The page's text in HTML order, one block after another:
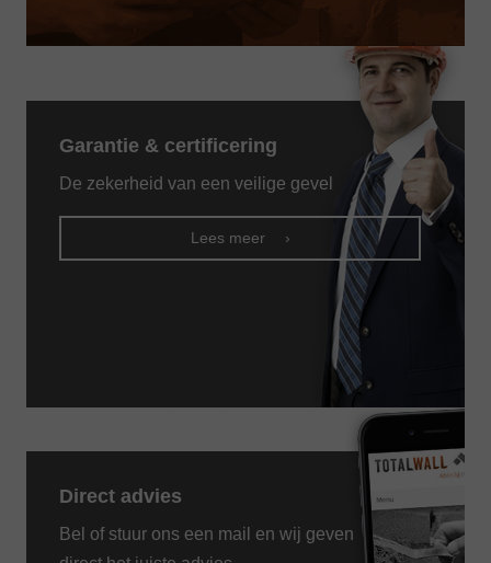
Garantie & certificering
De zekerheid van een veilige gevel
Lees meer
Direct advies
Bel of stuur ons een mail en wij geven